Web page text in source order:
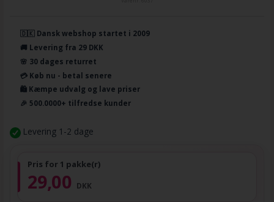
🇩🇰 Dansk webshop startet i 2009
🚚 Levering fra 29 DKK
🌸 30 dages returret
💳 Køb nu - betal senere
🛍️ Kæmpe udvalg og lave priser
🎉 500.0000+ tilfredse kunder
Levering 1-2 dage
Pris for 1 pakke(r)
29,00 DKK